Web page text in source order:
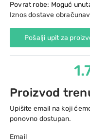
Povrat robe: Moguć
Iznos dostave
Pošalji upit za
Proizvod
Upišite email na koji
ponovno dostupan.
Email